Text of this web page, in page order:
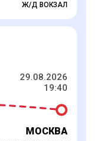
Ж/Д ВОКЗАЛ
29.08.2026
19:40
МОСКВА